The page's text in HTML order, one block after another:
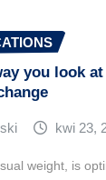
you look
kwi 23,
weight, is